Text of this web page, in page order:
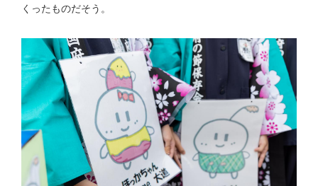
くったものだそう。